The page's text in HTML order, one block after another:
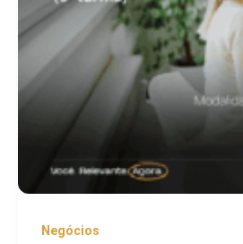
Negócios